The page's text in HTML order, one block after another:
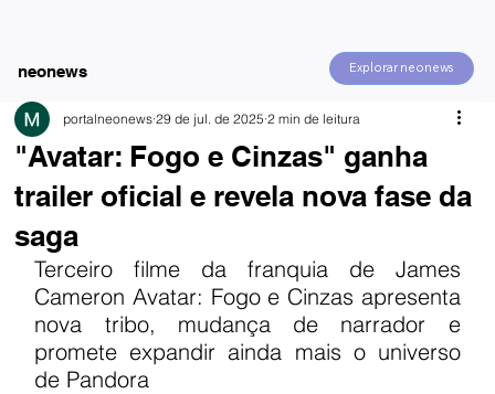
Explorar neonews
neonews
"Avatar: Fogo e Cinzas" ganha
trailer oficial e revela nova fase da
saga
portalneonews 29 de jul. de 2025 2 min de leitura
Terceiro filme da franquia de James
Cameron Avatar: Fogo e Cinzas apresenta
nova tribo, mudança de narrador e
promete expandir ainda mais o universo
de Pandora